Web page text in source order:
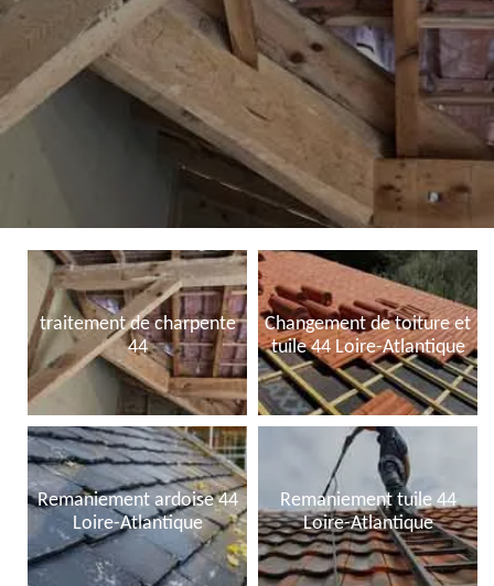
traitement de charpente
44
Changement de toiture et
tuile 44 Loire-Atlantique
Remaniement ardoise 44
Loire-Atlantique
Remaniement tuile 44
Loire-Atlantique